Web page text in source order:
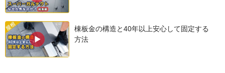
材となります。
棟板金の構造と40年以上安心して固定する
方法